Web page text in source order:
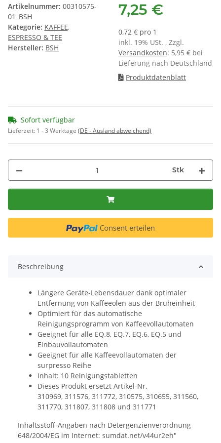
Artikelnummer: 00310575-
01_BSH
Kategorie: KAFFEE,
ESPRESSO & TEE
Hersteller: BSH
7,25 €
0,72 € pro 1
inkl. 19% USt. , Zzgl.
Versandkosten: 5,95 € bei
Lieferung nach Deutschland
Produktdatenblatt
Sofort verfügbar
Lieferzeit: 1 - 3 Werktage (DE - Ausland abweichend)
Stk
Consent erteilen
Beschreibung
Längere Geräte-Lebensdauer dank optimaler
Entfernung von Kaffeeölen aus der Brüheinheit
Optimiert für das automatische
Reinigungsprogramm von Kaffeevollautomaten
Geeignet für alle EQ.8, EQ.7, EQ.6, EQ.5 und
Einbauvollautomaten
Geeignet für alle Kaffeevollautomaten der
surpresso Reihe
Inhalt: 10 Reinigungstabletten
Dieses Produkt ersetzt Artikel-Nr.
310969, 311576, 311772, 310575, 310655, 311560,
311770, 311807, 311808 und 311771
Inhaltsstoff-Angaben nach Detergenzienverordnung
648/2004/EG im Internet: sumdat.net/v44ur2eh"